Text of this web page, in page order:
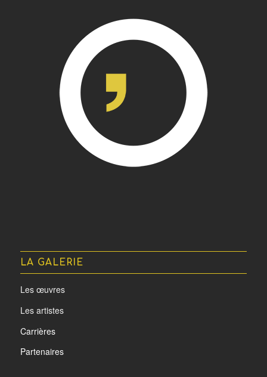
LA GALERIE
Les œuvres
Les artistes
Carrières
Partenaires